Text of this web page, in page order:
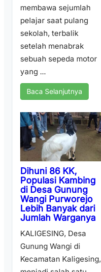
membawa sejumlah
pelajar saat pulang
sekolah, terbalik
setelah menabrak
sebuah sepeda motor
yang ...
Baca Selanjutnya
Dihuni 86 KK,
Populasi Kambing
di Desa Gunung
Wangi Purworejo
Lebih Banyak dari
Jumlah Warganya
KALIGESING, Desa
Gunung Wangi di
Kecamatan Kaligesing,